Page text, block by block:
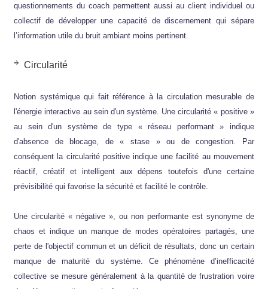
questionnements du coach permettent aussi au client individuel ou
collectif de développer une capacité de discernement qui sépare
l’information utile du bruit ambiant moins pertinent.
Circularité
Notion systémique qui fait référence à la circulation mesurable de
l'énergie interactive au sein d'un système. Une circularité « positive »
au sein d'un système de type « réseau performant » indique
d'absence de blocage, de « stase » ou de congestion. Par
conséquent la circularité positive indique une facilité au mouvement
réactif, créatif et intelligent aux dépens toutefois d'une certaine
prévisibilité qui favorise la sécurité et facilité le contrôle.
Une circularité « négative », ou non performante est synonyme de
chaos et indique un manque de modes opératoires partagés, une
perte de l'objectif commun et un déficit de résultats, donc un certain
manque de maturité du système. Ce phénomène d’inefficacité
collective se mesure généralement à la quantité de frustration voire